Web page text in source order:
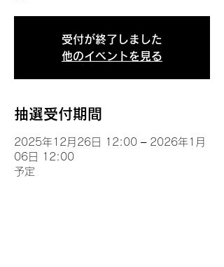
受付が終了しました
他のイベントを見る
抽選受付期間
2025年12月26日 12:00 – 2026年1月
06日 12:00
予定